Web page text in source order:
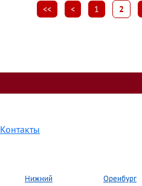
<< < 1 2
Контакты
Нижний
Оренбург